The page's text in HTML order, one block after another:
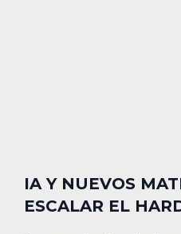
IA Y NUEVOS
ESCALAR EL